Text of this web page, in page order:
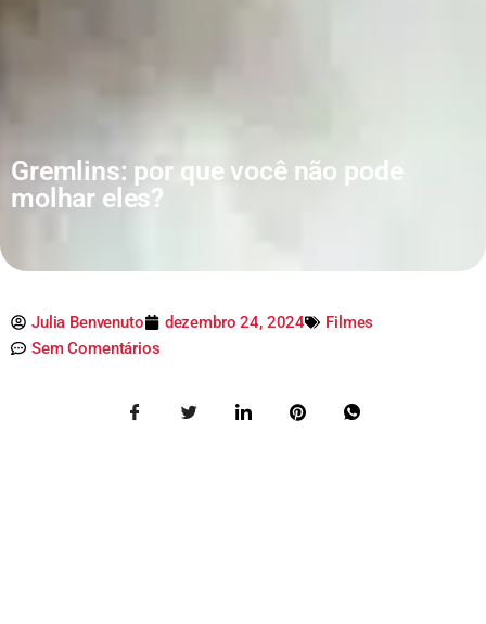
Gremlins: por que você não pode
molhar eles?
Julia Benvenuto dezembro 24, 2024
Filmes
Sem Comentários